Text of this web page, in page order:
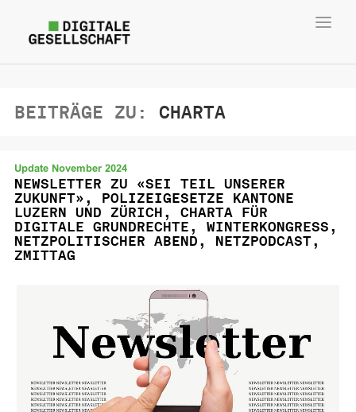
BEITRÄGE ZU: CHARTA
Update November 2024
NEWSLETTER ZU «SEI TEIL UNSERER
ZUKUNFT», POLIZEIGESETZE KANTONE
LUZERN UND ZÜRICH, CHARTA FÜR
DIGITALE GRUNDRECHTE, WINTERKONGRESS,
NETZPOLITISCHER ABEND, NETZPODCAST,
ZMITTAG